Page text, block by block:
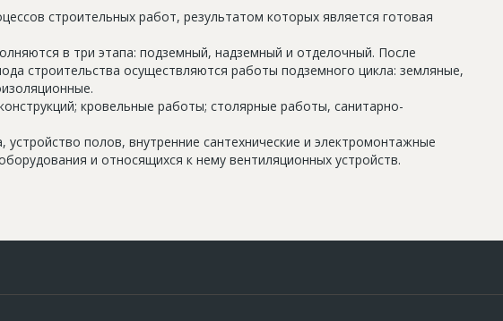
строительных работ, результатом которых является готовая
в три этапа: подземный, надземный и отделочный. После
строительства осуществляются работы подземного цикла: земляные,
кровельные работы; столярные работы, санитарно-
устройство полов, внутренние сантехнические и электромонтажные
и относящихся к нему вентиляционных устройств.